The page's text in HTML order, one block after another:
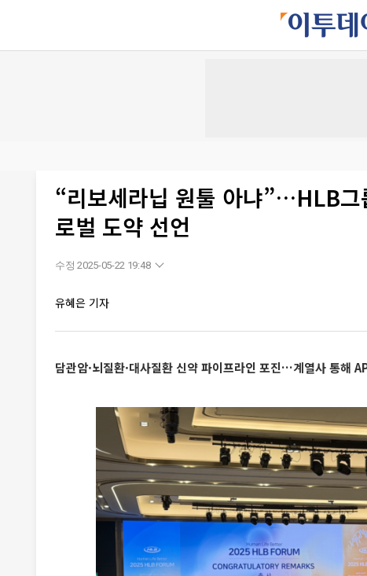
“리보세라닙 원툴 아냐”…HLB
로벌 도약 선언
수정 2025-05-22 19:48
유혜은 기자
담관암·뇌질환·대사질환 신약 파이프라인 포진…계열사 통해